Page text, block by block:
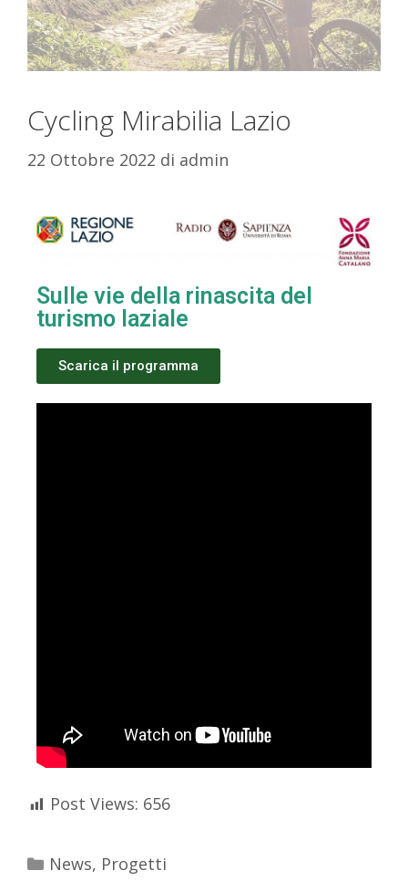
Cycling Mirabilia Lazio
22 Ottobre 2022 di admin
Sulle vie della rinascita del
turismo laziale
Scarica il programma
Post Views: 656
News, Progetti